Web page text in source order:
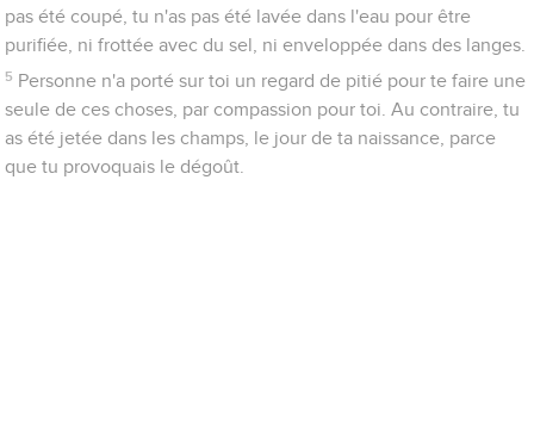
pas été coupé, tu n'as pas été lavée dans l'eau pour être
purifiée, ni frottée avec du sel, ni enveloppée dans des langes.
5 Personne n'a porté sur toi un regard de pitié pour te faire une
seule de ces choses, par compassion pour toi. Au contraire, tu
as été jetée dans les champs, le jour de ta naissance, parce
que tu provoquais le dégoût.